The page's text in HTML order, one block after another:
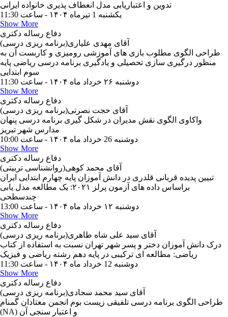
یکشنبه 1 تیرماه ۱۴۰۴ - ساعت 11:30
Show More
دفاع رساله دکتری
آقای مهدی علیاری(برنامه ریزی درسی)
طراحی الگوی مطلوب بازی های آموزشی رومیزی و کاربست آن به
منظور درگیری سازی تحصیلی و یادگیری برنامه درسی ریاضی پایه
سوم ابتدایی
دوشنبه ۲۶ خرداد ماه ۱۴۰۴ - ساعت 11:30
Show More
دفاع رساله دکتری
آقای حجت نصرتی(برنامه ریزی درسی)
واکاوی الگوی نقش مدیران در شکل گیری برنامه درسی پنهان
دوشنبه 26 خرداد ماه ۱۴۰۴ - ساعت 10:00
Show More
دفاع رساله دکتری
آقای محمد کوهی(روانشناسی تربیتی)
تبیین پدیده قربانی قلدری در دانش آموزان پایه چهارم ابتدایی ایران
براساس داده های آزمون پرلز ۲۰۲۱: یک مطالعه مدل یابی
چندسطحی
دوشنبه ۱۲ خرداد ماه ۱۴۰۴ - ساعت 13:00
Show More
دفاع رساله دکتری
آقای سید علی شاه طاهری(برنامه ریزی درسی)
درک دانش آموزان دختر و پسر شهر تهران نسبت به استفاده از کتاب
ریاضی: مطالعه ای ترکیبی در پایه دهم رشته ریاضی و فیزیک
دوشنبه 12 خرداد ماه ۱۴۰۴ - ساعت 11:30
Show More
دفاع رساله دکتری
آقای سید محمد سجادی(برنامه ریزی درسی)
طراحی الگوی برنامه درسی تلفیقی زیست بوم انجمن معتادان گمنام
(NA) و اعتبار سنجی آن